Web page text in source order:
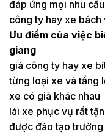
đáp ứng mọi nhu
công ty hay xe bách
Ưu điểm của việc
giang
giá công ty hay xe
từng loại xe và tầng
xe có giá khác nhau
lái xe phục vụ rất
được đào tạo